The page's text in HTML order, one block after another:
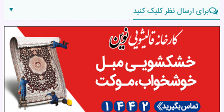
برای ارسال نظر کلیک کنید
▼
نام: